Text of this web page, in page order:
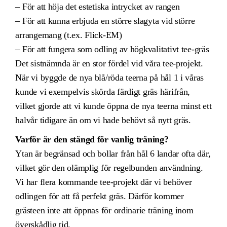
– För att höja det estetiska intrycket av rangen
– För att kunna erbjuda en större slagyta vid större
arrangemang (t.ex. Flick-EM)
– För att fungera som odling av högkvalitativt tee-gräs
Det sistnämnda är en stor fördel vid våra tee-projekt.
När vi byggde de nya blå/röda teerna på hål 1 i våras
kunde vi exempelvis skörda färdigt gräs härifrån,
vilket gjorde att vi kunde öppna de nya teerna minst ett
halvår tidigare än om vi hade behövt så nytt gräs.
Varför är den stängd för vanlig träning?
Ytan är begränsad och bollar från hål 6 landar ofta där,
vilket gör den olämplig för regelbunden användning.
Vi har flera kommande tee-projekt där vi behöver
odlingen för att få perfekt gräs. Därför kommer
grästeen inte att öppnas för ordinarie träning inom
överskådlig tid.